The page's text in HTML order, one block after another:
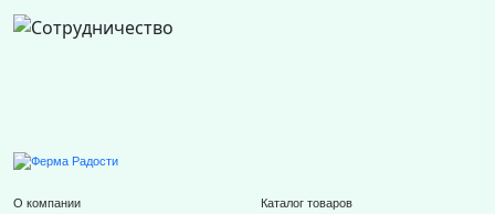
О компании Каталог товаров